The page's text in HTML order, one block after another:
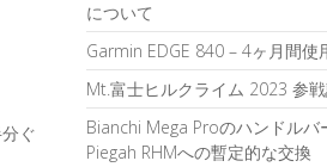
ぐ
について
Garmin EDGE 840 – 4ヶ月間使
Mt.富士ヒルクライム 2023 参
Bianchi Mega Proのハンドルバ
Piegah RHMへの暫定的な交換